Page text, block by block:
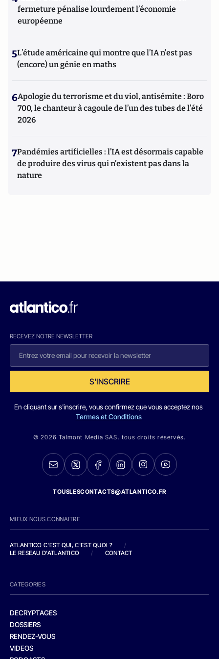
Universitaires de France (PUF).
fermeture pénalise lourdement l’économie
européenne
5L’étude américaine qui montre que l’IA n’est pas
(encore) un génie en maths
6Apologie du terrorisme et du viol, antisémite : Boro
700, le chanteur à cagoule de l’un des tubes de l’été
2026
7Pandémies artificielles : l’IA est désormais capable
de produire des virus qui n’existent pas dans la
nature
RECEVEZ NOTRE NEWSLETTER
S'INSCRIRE
En cliquant sur s'inscrire, vous confirmez que vous acceptez nos
Termes et Conditions
© 2026 Talmont Media SAS. tous droits réservés.
TOUSLESCONTACTS@ATLANTICO.FR
MIEUX NOUS CONNAITRE
ATLANTICO C'EST QUI, C'EST QUOI ?
/
LE RESEAU D'ATLANTICO
/ CONTACT
CATEGORIES
DECRYPTAGES
DOSSIERS
RENDEZ-VOUS
VIDEOS